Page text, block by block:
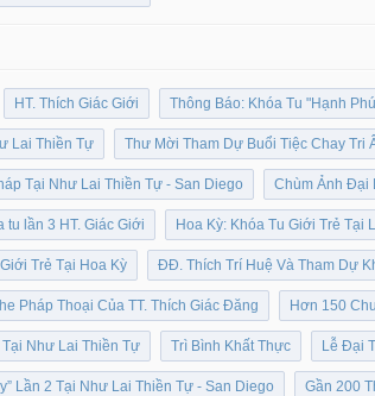
HT. Thích Giác Giới Thông Báo: Khóa Tu "Hạnh
Lai Thiền Tự Thư Mời Tham Dự Buổi Tiệc Chay Tri
Tại Như Lai Thiền Tự - San Diego Chùm Ảnh Đại
lần 3 HT. Giác Giới Hoa Kỳ: Khóa Tu Giới Trẻ Tại
Trẻ Tại Hoa Kỳ ĐĐ. Thích Trí Huệ Và Tham Dự
Pháp Thoại Của TT. Thích Giác Đăng Hơn 150
Như Lai Thiền Tự Trì Bình Khất Thực Lễ Đại
Lần 2 Tại Như Lai Thiền Tự - San Diego Gần 200